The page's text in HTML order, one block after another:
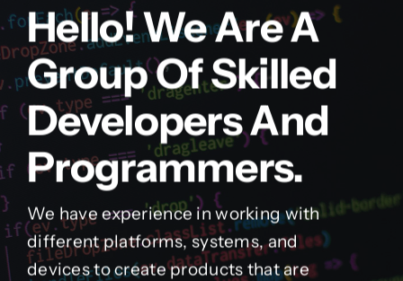
Hello! We Are A
Group Of Skilled
Developers And
Programmers.
We have experience in working with
different platforms, systems, and
devices to create products that are